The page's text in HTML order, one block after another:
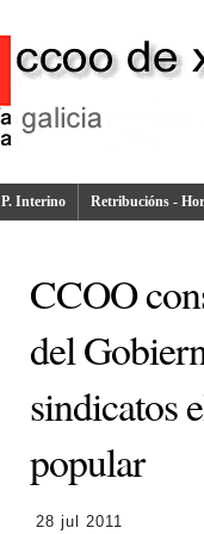
P. Interino Retribucións -
CCOO
del
sindicatos
popular
28 jul 2011